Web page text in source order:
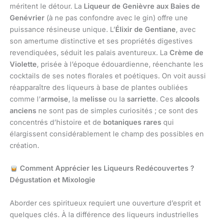
méritent le détour. La Liqueur de Genièvre aux Baies de
Genévrier (à ne pas confondre avec le gin) offre une
puissance résineuse unique. L’Élixir de Gentiane, avec
son amertume distinctive et ses propriétés digestives
revendiquées, séduit les palais aventureux. La Crème de
Violette, prisée à l’époque édouardienne, réenchante les
cocktails de ses notes florales et poétiques. On voit aussi
réapparaître des liqueurs à base de plantes oubliées
comme l’armoise, la melisse ou la sarriette. Ces alcools
anciens ne sont pas de simples curiosités ; ce sont des
concentrés d’histoire et de botaniques rares qui
élargissent considérablement le champ des possibles en
création.
Comment Apprécier les Liqueurs Redécouvertes ?
Dégustation et Mixologie
Aborder ces spiritueux requiert une ouverture d’esprit et
quelques clés. À la différence des liqueurs industrielles